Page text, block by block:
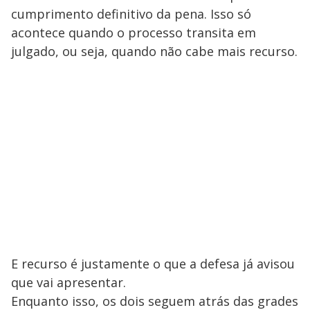
cumprimento definitivo da pena. Isso só
acontece quando o processo transita em
julgado, ou seja, quando não cabe mais recurso.
E recurso é justamente o que a defesa já avisou
que vai apresentar.
Enquanto isso, os dois seguem atrás das grades